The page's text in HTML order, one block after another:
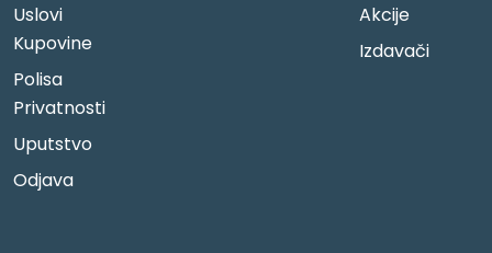
Uslovi
Kupovine
Polisa
Privatnosti
Uputstvo
Odjava
Akcije
Izdavači